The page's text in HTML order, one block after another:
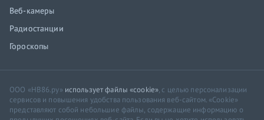
Веб-камеры
Радиостанции
Гороскопы
ООО «НВ86.ру» использует файлы «cookie», с целью персонализации
сервисов и повышения удобства пользования веб-сайтом. «Cookie»
представляют собой небольшие файлы, содержащие информацию о